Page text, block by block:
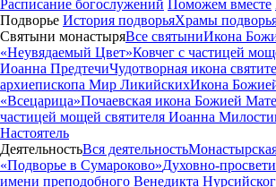
Расписание богослужений Поможем вместе
Подворье История подворьяХрамы
Святыни монастыряВсе святыниИкона
«Неувядаемый Цвет»Ковчег с частицей
Иоанна ПредтечиЧудотворная икона
архиепископа Мир ЛикийскихИкона
«Всецарица»Почаевская икона Божией
частицей мощей святителя Иоанна
Настоятель
ДеятельностьВся деятельность
«Подворье в Сумароково»Духовно-
имени преподобного Венедикта